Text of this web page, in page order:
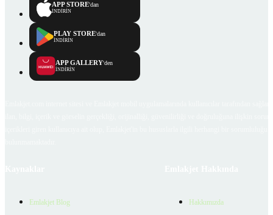
APP STORE'dan
İNDİRİN
PLAY STORE'dan
İNDİRİN
APP GALLERY'den
İNDİRİN
Emlakjet Blog Hakkımızda